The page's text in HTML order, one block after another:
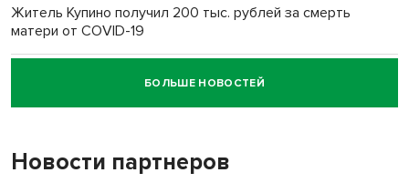
Житель Купино получил 200 тыс. рублей за смерть
матери от COVID-19
Новосибирский суд наказал водителя за смерть
пенсионерки на вокзале
«Мы живём на пастбище!»: в новосибирском селе лошади
терроризируют жителей
БОЛЬШЕ НОВОСТЕЙ
Новости партнеров